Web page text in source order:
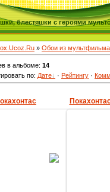
блестяшки с героями
» Обои из мультфильма
в альбоме: 14
по: Дате · Рейтингу ·